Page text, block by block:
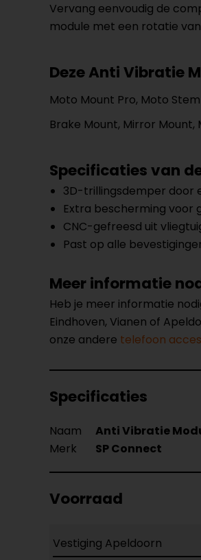
Vervang eenvoudig de
module met een rotatie
Deze Anti Vibratie
Moto Mount Pro, Moto
Brake Mount, Mirror
Specificaties van
3D-trillingsdemper door
Extra bescherming
CNC-gefreesd uit
Past op alle
Meer informatie
Heb je meer informatie
Eindhoven, Vianen of
onze andere telefoon
Specificaties
Naam Anti Vibratie
Merk
SP Connect
Voorraad
Vestiging Apeldoorn